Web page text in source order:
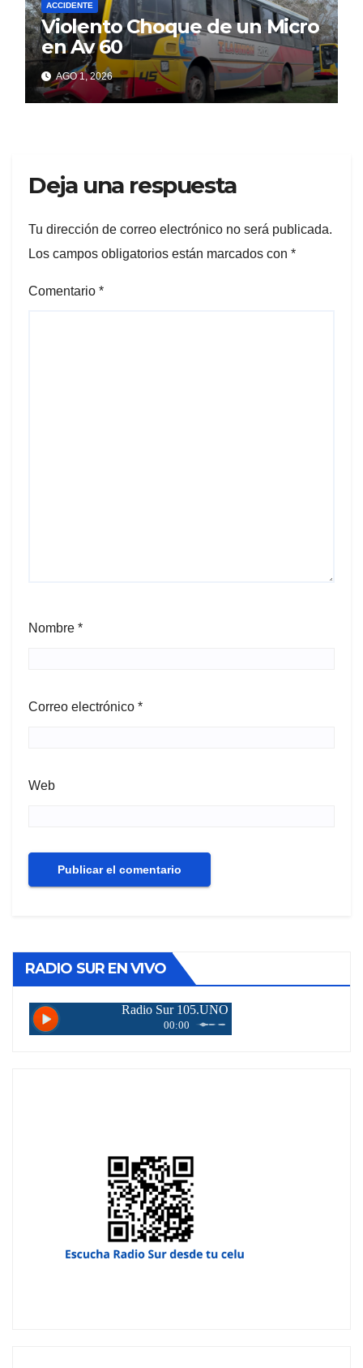
ACCIDENTE
Violento Choque de un Micro
en Av 60
AGO 1, 2026
Deja una respuesta
Tu dirección de correo electrónico no será publicada.
Los campos obligatorios están marcados con *
Comentario *
Nombre *
Correo electrónico *
Web
RADIO SUR EN VIVO